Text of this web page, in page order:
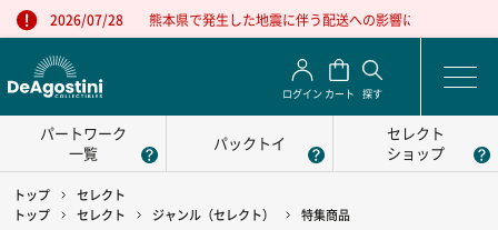
2026/07/28 熊本県で発生した地震に伴う配送への影響について
ログイン カート 探す
パートワーク
一覧
パックトイ
セレクト
ショップ
トップ
セレクト
トップ
セレクト ジャンル（セレクト）
特集商品